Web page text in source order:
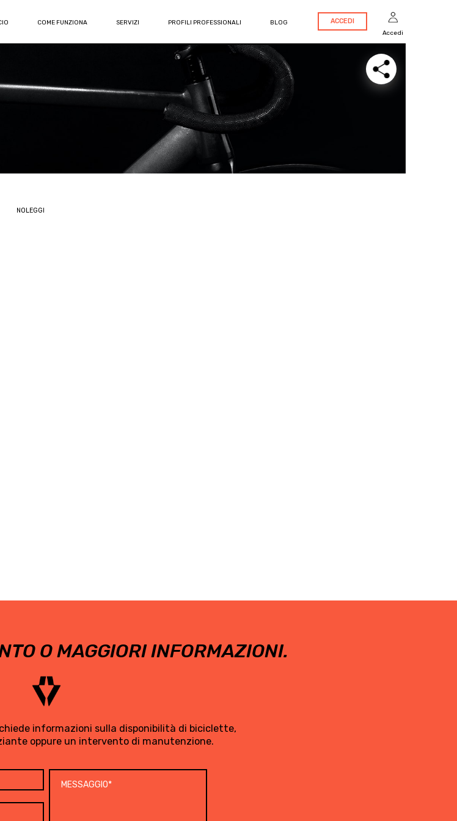
COME FUNZIONA SERVIZI PROFILI PROFESSIONALI BLOG ACCEDI
Accedi
NOLEGGI
O MAGGIORI INFORMAZIONI.
informazioni sulla disponibilità di biciclette,
oppure un intervento di manutenzione.